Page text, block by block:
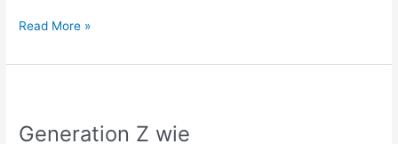
Read More »
Generation Z wie
wie